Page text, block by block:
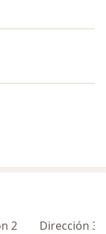
2 Dirección 3